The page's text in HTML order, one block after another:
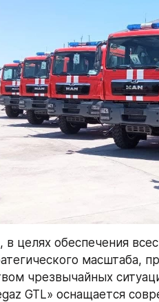
в целях обеспечения
масштаба,
чрезвычайных
GTL» оснащается